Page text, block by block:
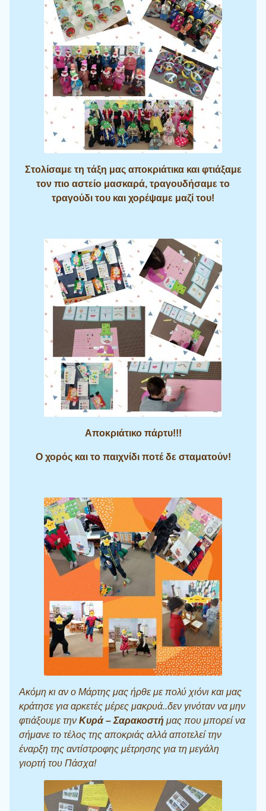
Στολίσαμε τη τάξη μας αποκριάτικα και φτιάξαμε
τον πιο αστείο μασκαρά, τραγουδήσαμε το
τραγούδι του και χορέψαμε μαζί του!
Αποκριάτικο πάρτυ!!!
Ο χορός και το παιχνίδι ποτέ δε σταματούν!
Ακόμη κι αν ο Μάρτης μας ήρθε με πολύ χιόνι και μας
κράτησε για αρκετές μέρες μακρυά..δεν γινόταν να μην
φτιάξουμε την Κυρά – Σαρακοστή μας που μπορεί να
σήμανε το τέλος της αποκριάς αλλά αποτελεί την
έναρξη της αντίστροφης μέτρησης για τη μεγάλη
γιορτή του Πάσχα!